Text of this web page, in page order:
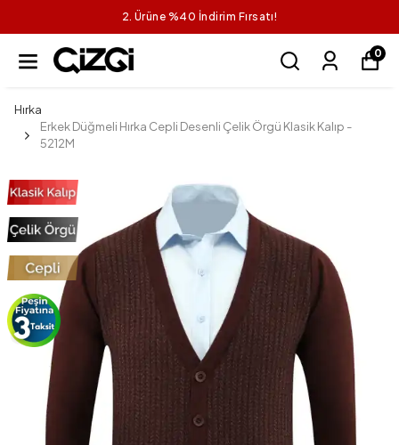
2. Ürüne %40 İndirim Fırsatı!
0
Hırka
Erkek Düğmeli Hırka Cepli Desenli Çelik Örgü Klasik Kalıp -
5212M